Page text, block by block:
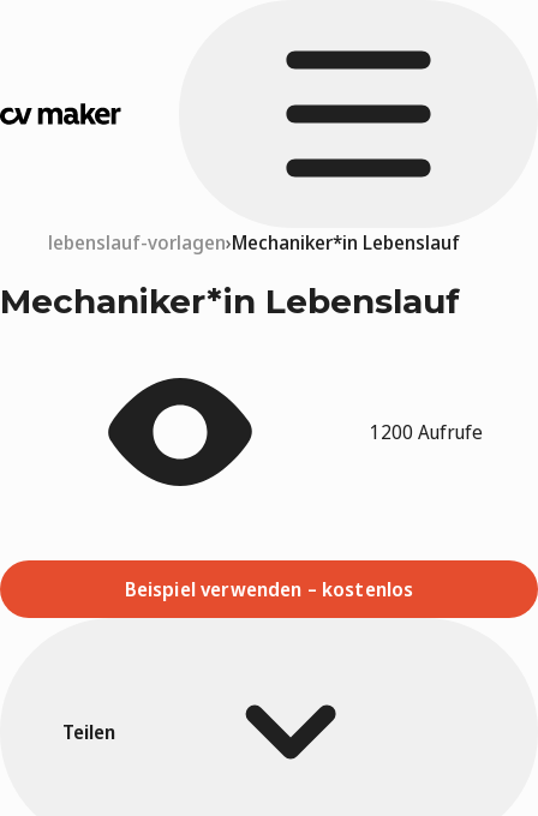
lebenslauf-vorlagen Mechaniker*in Lebenslauf
Mechaniker*in Lebenslauf
1200 Aufrufe
Beispiel verwenden – kostenlos
Teilen